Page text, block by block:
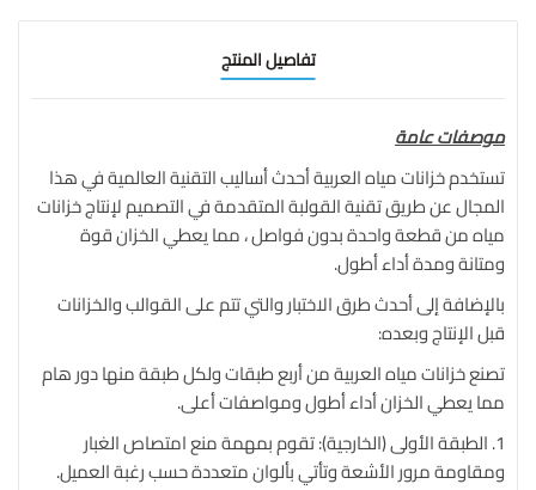
تفاصيل المنتج
موصفات عامة
تستخدم خزانات مياه العربية أحدث أساليب التقنية العالمية في هذا
المجال عن طريق تقنية القولبة المتقدمة في التصميم لإنتاج خزانات
مياه من قطعة واحدة بدون فواصل ، مما يعطي الخزان قوة
ومتانة ومدة أداء أطول.
بالإضافة إلى أحدث طرق الاختبار والتي تتم على القوالب والخزانات
قبل الإنتاج وبعده:
تصنع خزانات مياه العربية من أربع طبقات ولكل طبقة منها دور هام
مما يعطي الخزان أداء أطول ومواصفات أعلى.
1. الطبقة الأولى (الخارجية): تقوم بمهمة منع امتصاص الغبار
ومقاومة مرور الأشعة وتأتي بألوان متعددة حسب رغبة العميل.